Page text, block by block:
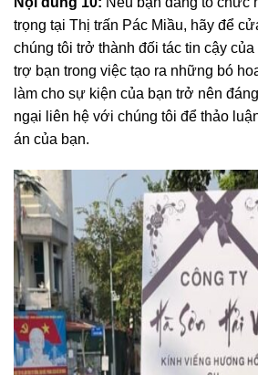
trọng tại Thị trấn Pác Miầu, hãy để
chúng tôi trở thành đối tác tin cậy
trợ bạn trong việc tạo ra những bó
làm cho sự kiện của bạn trở nên
ngại liên hệ với chúng tôi để thảo
án của bạn.